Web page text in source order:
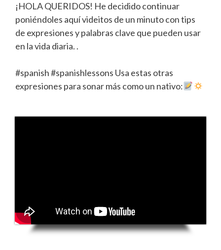
¡HOLA QUERIDOS! He decidido continuar
poniéndoles aquí videitos de un minuto con tips
de expresiones y palabras clave que pueden usar
en la vida diaria. .
#spanish #spanishlessons Usa estas otras
expresiones para sonar más como un nativo: